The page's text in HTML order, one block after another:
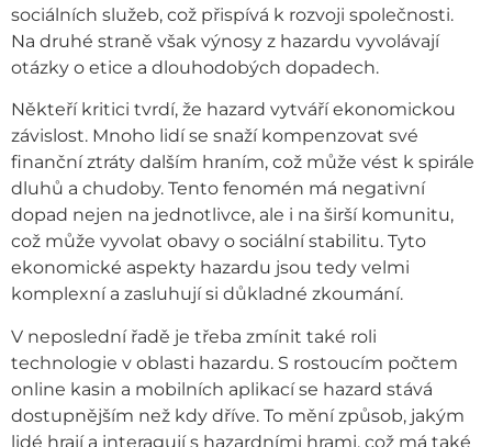
sociálních služeb, což přispívá k rozvoji společnosti.
Na druhé straně však výnosy z hazardu vyvolávají
otázky o etice a dlouhodobých dopadech.
Někteří kritici tvrdí, že hazard vytváří ekonomickou
závislost. Mnoho lidí se snaží kompenzovat své
finanční ztráty dalším hraním, což může vést k spirále
dluhů a chudoby. Tento fenomén má negativní
dopad nejen na jednotlivce, ale i na širší komunitu,
což může vyvolat obavy o sociální stabilitu. Tyto
ekonomické aspekty hazardu jsou tedy velmi
komplexní a zasluhují si důkladné zkoumání.
V neposlední řadě je třeba zmínit také roli
technologie v oblasti hazardu. S rostoucím počtem
online kasin a mobilních aplikací se hazard stává
dostupnějším než kdy dříve. To mění způsob, jakým
lidé hrají a interagují s hazardními hrami, což má také